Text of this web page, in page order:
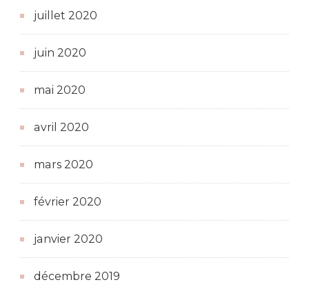
juillet 2020
juin 2020
mai 2020
avril 2020
mars 2020
février 2020
janvier 2020
décembre 2019